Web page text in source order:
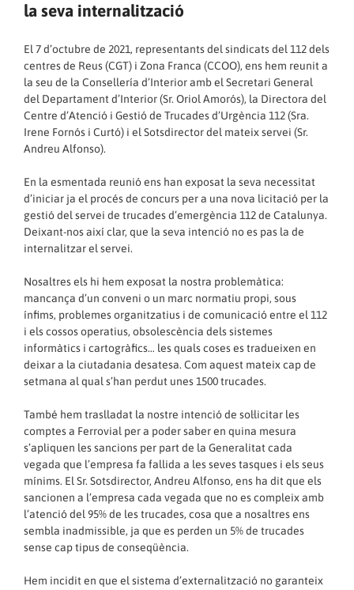
la seva internalització
El 7 d’octubre de 2021, representants del sindicats del 112 dels
centres de Reus (CGT) i Zona Franca (CCOO), ens hem reunit a
la seu de la Consellería d’Interior amb el Secretari General
del Departament d’Interior (Sr. Oriol Amorós), la Directora del
Centre d’Atenció i Gestió de Trucades d’Urgència 112 (Sra.
Irene Fornós i Curtó) i el Sotsdirector del mateix servei (Sr.
Andreu Alfonso).
En la esmentada reunió ens han exposat la seva necessitat
d’iniciar ja el procés de concurs per a una nova licitació per la
gestió del servei de trucades d’emergència 112 de Catalunya.
Deixant-nos així clar, que la seva intenció no es pas la de
internalitzar el servei.
Nosaltres els hi hem exposat la nostra problemàtica:
mancança d’un conveni o un marc normatiu propi, sous
ínfims, problemes organitzatius i de comunicació entre el 112
i els cossos operatius, obsolescència dels sistemes
informàtics i cartogràfics… les quals coses es tradueixen en
deixar a la ciutadania desatesa. Com aquest mateix cap de
setmana al qual s’han perdut unes 1500 trucades.
També hem traslladat la nostre intenció de sol·licitar les
comptes a Ferrovial per a poder saber en quina mesura
s’apliquen les sancions per part de la Generalitat cada
vegada que l’empresa fa fallida a les seves tasques i els seus
mínims. El Sr. Sotsdirector, Andreu Alfonso, ens ha dit que els
sancionen a l’empresa cada vegada que no es compleix amb
l’atenció del 95% de les trucades, cosa que a nosaltres ens
sembla inadmissible, ja que es perden un 5% de trucades
sense cap tipus de conseqüència.
Hem incidit en que el sistema d’externalització no garanteix